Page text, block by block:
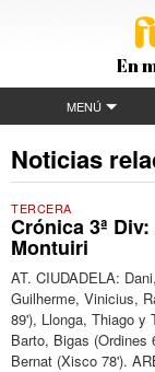
En
MENÚ
Noticias
TERCERA
Crónica 3ª
Montuiri
AT. CIUDADELA:
Guilherme, Vinicius,
89'), Llonga, Thiago y
Barto, Bigas
Bernat (Xisco 78').